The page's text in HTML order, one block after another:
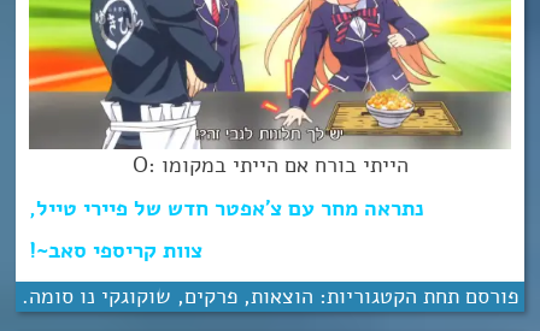
הייתי בורח אם הייתי במקומו :O
נתראה מחר עם צ’אפטר חדש של פיירי טייל,
צוות קריספי סאב~!
פורסם תחת הקטגוריות: הוצאות, פרקים, שוקוגקי נו סומה.